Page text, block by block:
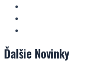
Ďalšie Novinky